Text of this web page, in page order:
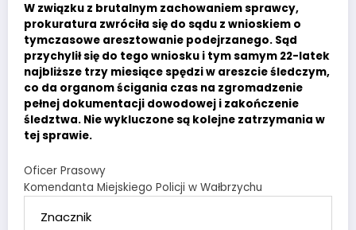
W związku z brutalnym zachowaniem sprawcy,
prokuratura zwróciła się do sądu z wnioskiem o
tymczasowe aresztowanie podejrzanego. Sąd
przychylił się do tego wniosku i tym samym 22-latek
najbliższe trzy miesiące spędzi w areszcie śledczym,
co da organom ścigania czas na zgromadzenie
pełnej dokumentacji dowodowej i zakończenie
śledztwa. Nie wykluczone są kolejne zatrzymania w
tej sprawie.
Oficer Prasowy
Komendanta Miejskiego Policji w Wałbrzychu
Znacznik